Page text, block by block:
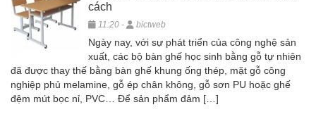
cách
11:20 - bictweb
Ngày nay, với sự phát triển của công nghệ sản
xuất, các bộ bàn ghế học sinh bằng gỗ tự nhiên
đã được thay thế bằng bàn ghế khung ống thép, mặt gỗ công
nghiệp phủ melamine, gỗ ép chân không, gỗ sơn PU hoặc ghế
đệm mút bọc nỉ, PVC… Để sản phẩm đảm […]